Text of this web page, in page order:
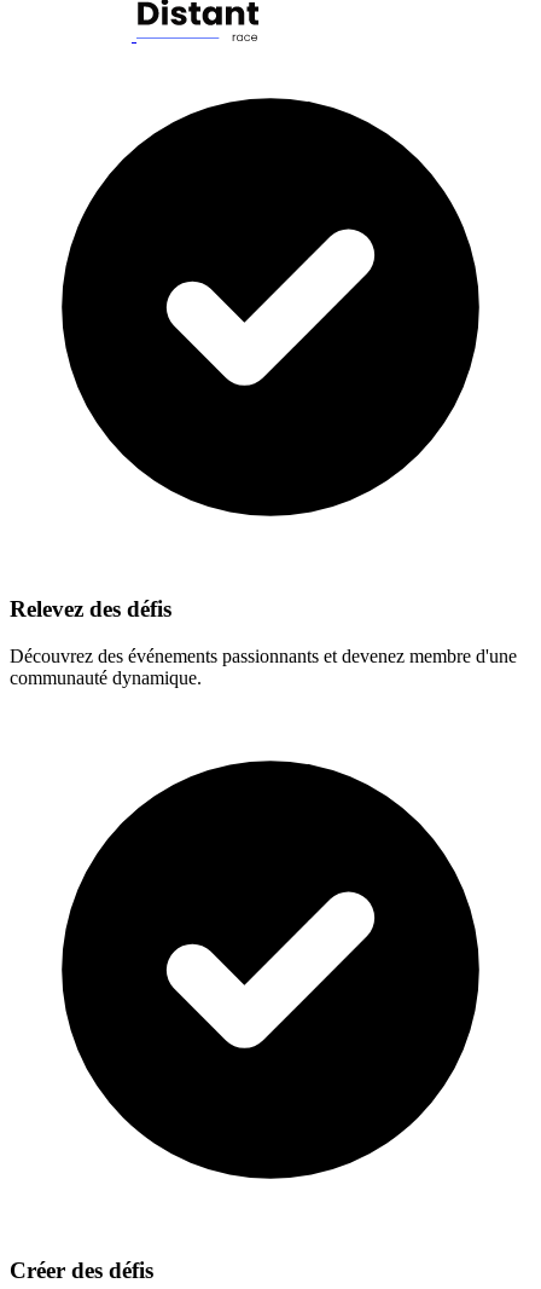
Relevez des défis
Découvrez des événements passionnants et devenez membre d'une
communauté dynamique.
Créer des défis